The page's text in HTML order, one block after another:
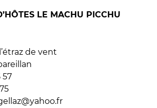
LE MACHU PICCHU
de vent
57